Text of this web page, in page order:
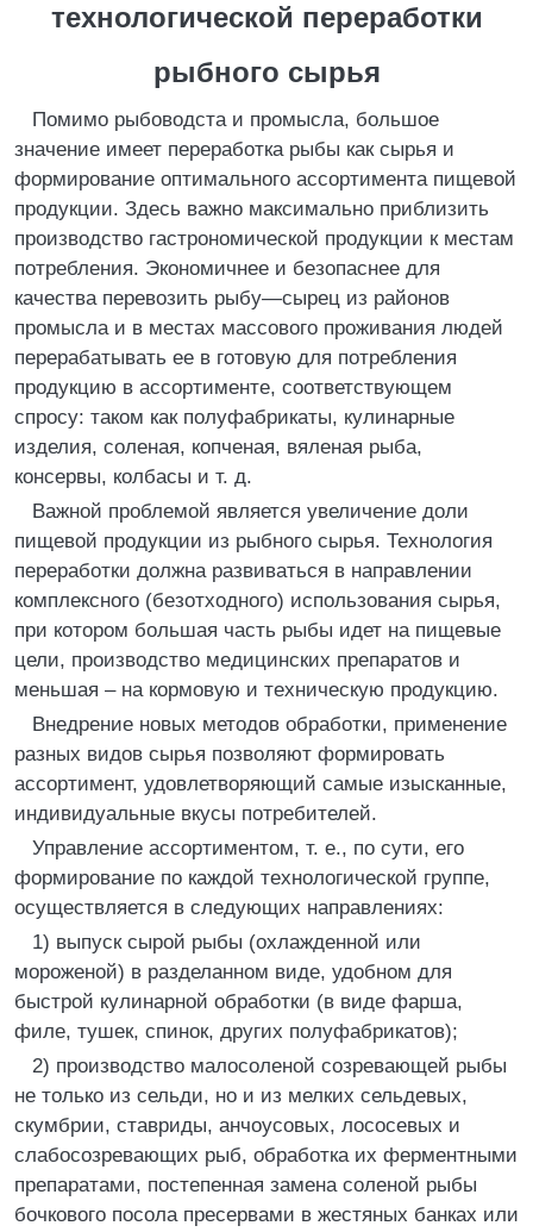
технологической переработки
рыбного сырья
Помимо рыбоводста и промысла, большое
значение имеет переработка рыбы как сырья и
формирование оптимального ассортимента пищевой
продукции. Здесь важно максимально приблизить
производство гастрономической продукции к местам
потребления. Экономичнее и безопаснее для
качества перевозить рыбу—сырец из районов
промысла и в местах массового проживания людей
перерабатывать ее в готовую для потребления
продукцию в ассортименте, соответствующем
спросу: таком как полуфабрикаты, кулинарные
изделия, соленая, копченая, вяленая рыба,
консервы, колбасы и т. д.
Важной проблемой является увеличение доли
пищевой продукции из рыбного сырья. Технология
переработки должна развиваться в направлении
комплексного (безотходного) использования сырья,
при котором большая часть рыбы идет на пищевые
цели, производство медицинских препаратов и
меньшая – на кормовую и техническую продукцию.
Внедрение новых методов обработки, применение
разных видов сырья позволяют формировать
ассортимент, удовлетворяющий самые изысканные,
индивидуальные вкусы потребителей.
Управление ассортиментом, т. е., по сути, его
формирование по каждой технологической группе,
осуществляется в следующих направлениях:
1) выпуск сырой рыбы (охлажденной или
мороженой) в разделанном виде, удобном для
быстрой кулинарной обработки (в виде фарша,
филе, тушек, спинок, других полуфабрикатов);
2) производство малосоленой созревающей рыбы
не только из сельди, но и из мелких сельдевых,
скумбрии, ставриды, анчоусовых, лососевых и
слабосозревающих рыб, обработка их ферментными
препаратами, постепенная замена соленой рыбы
бочкового посола пресервами в жестяных банках или